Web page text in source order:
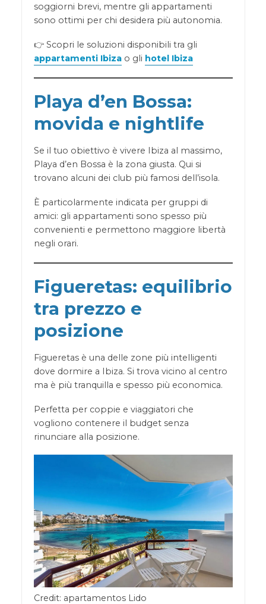
soggiorni brevi, mentre gli appartamenti
sono ottimi per chi desidera più autonomia.
👉 Scopri le soluzioni disponibili tra gli
appartamenti Ibizao gli hotel Ibiza
Playa d’en Bossa:
movida e nightlife
Se il tuo obiettivo è vivere Ibiza al massimo,
Playa d’en Bossa è la zona giusta. Qui si
trovano alcuni dei club più famosi dell’isola.
È particolarmente indicata per gruppi di
amici: gli appartamenti sono spesso più
convenienti e permettono maggiore libertà
negli orari.
Figueretas: equilibrio
tra prezzo e
posizione
Figueretas è una delle zone più intelligenti
dove dormire a Ibiza. Si trova vicino al centro
ma è più tranquilla e spesso più economica.
Perfetta per coppie e viaggiatori che
vogliono contenere il budget senza
rinunciare alla posizione.
Credit: apartamentos Lido